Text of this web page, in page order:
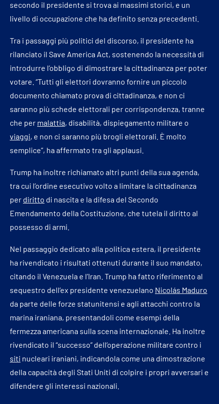
secondo il presidente si trova ai massimi storici, e un
livello di occupazione che ha definito senza precedenti.
Tra i passaggi più politici del discorso, il presidente ha
rilanciato il Save America Act, sostenendo la necessità di
introdurre l’obbligo di dimostrare la cittadinanza per poter
votare. “Tutti gli elettori dovranno fornire un piccolo
documento chiamato prova di cittadinanza, e non ci
saranno più schede elettorali per corrispondenza, tranne
che per malattia, disabilità, dispiegamento militare o
viaggi, e non ci saranno più brogli elettorali. È molto
semplice”, ha affermato tra gli applausi.
Trump ha inoltre richiamato altri punti della sua agenda,
tra cui l’ordine esecutivo volto a limitare la cittadinanza
per diritto di nascita e la difesa del Secondo
Emendamento della Costituzione, che tutela il diritto al
possesso di armi.
Nel passaggio dedicato alla politica estera, il presidente
ha rivendicato i risultati ottenuti durante il suo mandato,
citando il Venezuela e l’Iran. Trump ha fatto riferimento al
sequestro dell’ex presidente venezuelano Nicolás Maduro
da parte delle forze statunitensi e agli attacchi contro la
marina iraniana, presentandoli come esempi della
fermezza americana sulla scena internazionale. Ha inoltre
rivendicato il “successo” dell’operazione militare contro i
siti nucleari iraniani, indicandola come una dimostrazione
della capacità degli Stati Uniti di colpire i propri avversari e
difendere gli interessi nazionali.